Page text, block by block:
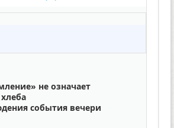
не означает
события вечери